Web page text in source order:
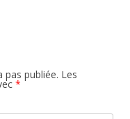
pas publiée. Les
*